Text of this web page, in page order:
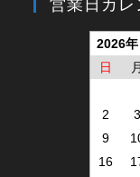
営業日カレ
2026年
日
月
2
3
9
16